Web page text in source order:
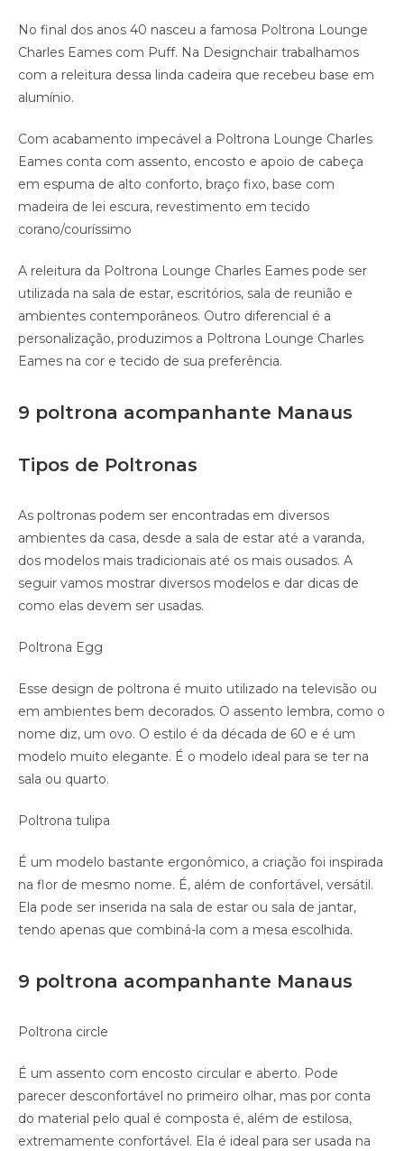
No final dos anos 40 nasceu a famosa Poltrona Lounge
Charles Eames com Puff. Na Designchair trabalhamos
com a releitura dessa linda cadeira que recebeu base em
alumínio.
Com acabamento impecável a Poltrona Lounge Charles
Eames conta com assento, encosto e apoio de cabeça
em espuma de alto conforto, braço fixo, base com
madeira de lei escura, revestimento em tecido
corano/couríssimo
A releitura da Poltrona Lounge Charles Eames pode ser
utilizada na sala de estar, escritórios, sala de reunião e
ambientes contemporâneos. Outro diferencial é a
personalização, produzimos a Poltrona Lounge Charles
Eames na cor e tecido de sua preferência.
9 poltrona acompanhante Manaus
Tipos de Poltronas
As poltronas podem ser encontradas em diversos
ambientes da casa, desde a sala de estar até a varanda,
dos modelos mais tradicionais até os mais ousados. A
seguir vamos mostrar diversos modelos e dar dicas de
como elas devem ser usadas.
Poltrona Egg
Esse design de poltrona é muito utilizado na televisão ou
em ambientes bem decorados. O assento lembra, como o
nome diz, um ovo. O estilo é da década de 60 e é um
modelo muito elegante. É o modelo ideal para se ter na
sala ou quarto.
Poltrona tulipa
É um modelo bastante ergonômico, a criação foi inspirada
na flor de mesmo nome. É, além de confortável, versátil.
Ela pode ser inserida na sala de estar ou sala de jantar,
tendo apenas que combiná-la com a mesa escolhida.
9 poltrona acompanhante Manaus
Poltrona circle
É um assento com encosto circular e aberto. Pode
parecer desconfortável no primeiro olhar, mas por conta
do material pelo qual é composta é, além de estilosa,
extremamente confortável. Ela é ideal para ser usada na